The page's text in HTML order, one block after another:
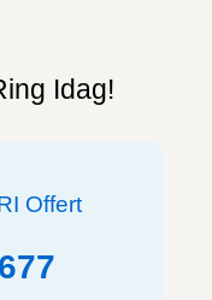
Idag!
Offert